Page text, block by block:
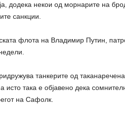
додека некои од морнарите на
санкции.
флота на Владимир Путин,
танкерите од
исто така е објавено дека
на Сафолк.